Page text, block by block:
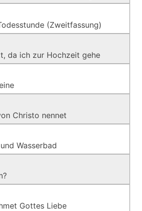
(Zweitfassung)
da ich zur Hochzeit gehe
Christo nennet
Wasserbad
Gottes Liebe